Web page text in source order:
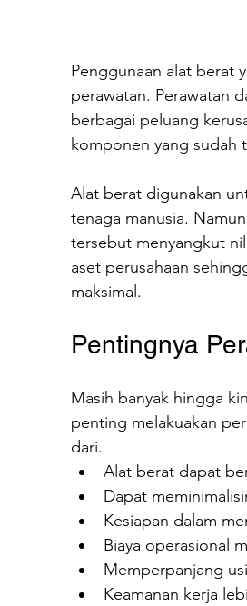
Penggunaan alat berat
perawatan. Perawatan
berbagai peluang
komponen yang sudah
Alat berat digunakan
tenaga manusia.
tersebut menyangkut
aset perusahaan
maksimal.
Pentingnya
Masih banyak hingga
penting melakuakan
dari.
Alat berat dapat
Dapat
Kesiapan dalam
Biaya operasional
Memperpanjang
Keamanan kerja